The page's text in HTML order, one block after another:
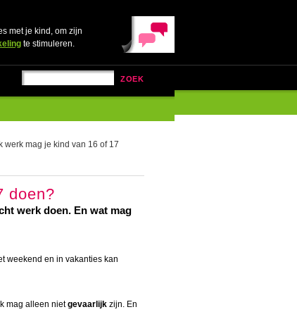
met je kind, om zijn
te stimuleren.
ZOEK
mag je kind van 16 of 17
doen?
werk doen. En wat mag
weekend en in vakanties kan
mag alleen nietgevaarlijkzijn. En